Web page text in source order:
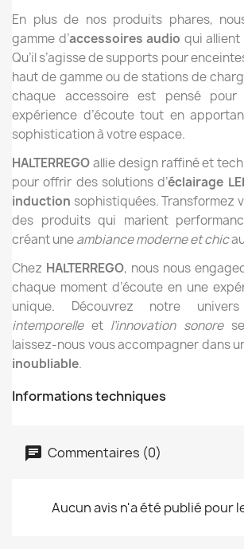
En plus de nos produits phares,
gamme d’accessoires audio qui
Qu’il s’agisse de supports pour
haut de gamme ou de stations de
chaque accessoire est pensé pour
expérience d’écoute tout en
sophistication à votre espace.
HALTERREGOallie design raffiné et
pour offrir des solutions d’éclairage
induction sophistiquées. Transformez
des produits qui marient
créant uneambiance moderne et chic
Chez HALTERREGO, nous nous
chaque moment d’écoute en une
unique. Découvrez notre
intemporelleet l’innovation sonorese
laissez-nous vous accompagner dans
inoubliable.
Informations techniques
Commentaires (0)
Aucun avis n'a été publié pour